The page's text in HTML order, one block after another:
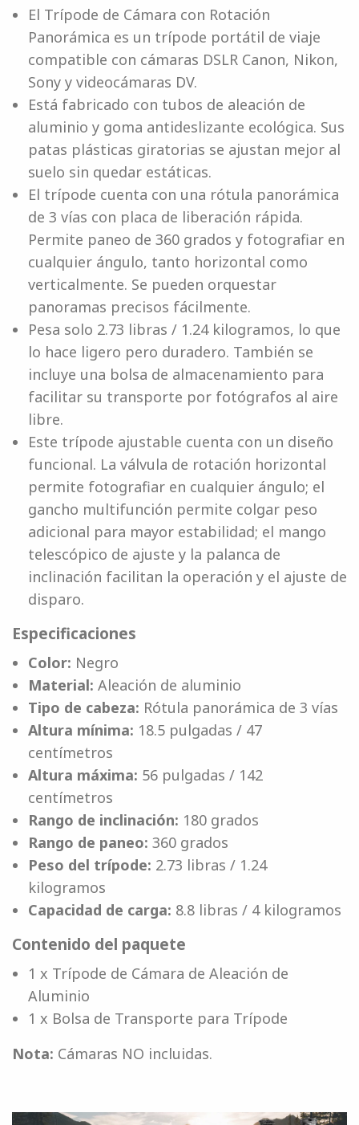
El Trípode de Cámara con Rotación
Panorámica es un trípode portátil de viaje
compatible con cámaras DSLR Canon, Nikon,
Sony y videocámaras DV.
Está fabricado con tubos de aleación de
aluminio y goma antideslizante ecológica. Sus
patas plásticas giratorias se ajustan mejor al
suelo sin quedar estáticas.
El trípode cuenta con una rótula panorámica
de 3 vías con placa de liberación rápida.
Permite paneo de 360 grados y fotografiar en
cualquier ángulo, tanto horizontal como
verticalmente. Se pueden orquestar
panoramas precisos fácilmente.
Pesa solo 2.73 libras / 1.24 kilogramos, lo que
lo hace ligero pero duradero. También se
incluye una bolsa de almacenamiento para
facilitar su transporte por fotógrafos al aire
libre.
Este trípode ajustable cuenta con un diseño
funcional. La válvula de rotación horizontal
permite fotografiar en cualquier ángulo; el
gancho multifunción permite colgar peso
adicional para mayor estabilidad; el mango
telescópico de ajuste y la palanca de
inclinación facilitan la operación y el ajuste de
disparo.
Especificaciones
Color: Negro
Material: Aleación de aluminio
Tipo de cabeza: Rótula panorámica de 3 vías
Altura mínima: 18.5 pulgadas / 47
centímetros
Altura máxima: 56 pulgadas / 142
centímetros
Rango de inclinación: 180 grados
Rango de paneo: 360 grados
Peso del trípode: 2.73 libras / 1.24
kilogramos
Capacidad de carga: 8.8 libras / 4 kilogramos
Contenido del paquete
1 x Trípode de Cámara de Aleación de
Aluminio
1 x Bolsa de Transporte para Trípode
Nota: Cámaras NO incluidas.